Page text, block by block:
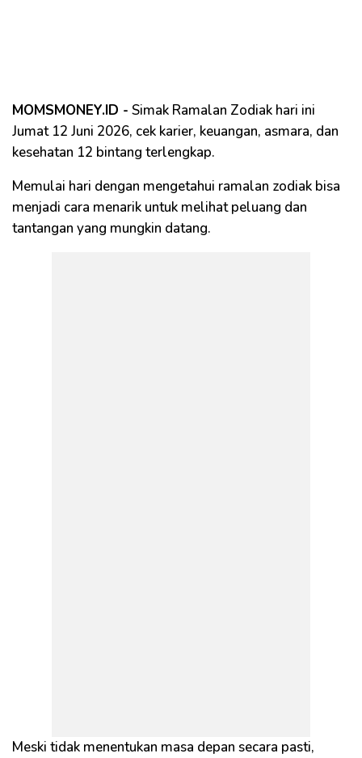
MOMSMONEY.ID - Simak Ramalan Zodiak hari ini
Jumat 12 Juni 2026, cek karier, keuangan, asmara, dan
kesehatan 12 bintang terlengkap.
Memulai hari dengan mengetahui ramalan zodiak bisa
menjadi cara menarik untuk melihat peluang dan
tantangan yang mungkin datang.
Meski tidak menentukan masa depan secara pasti,